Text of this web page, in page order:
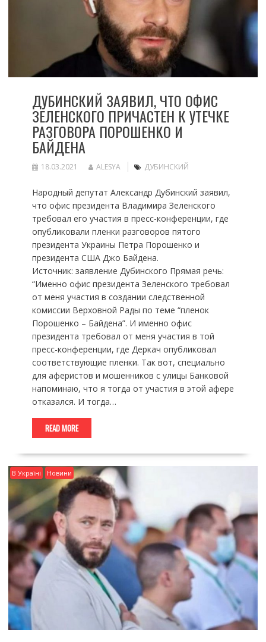
ДУБИНСКИЙ ЗАЯВИЛ, ЧТО ОФИС
ЗЕЛЕНСКОГО ПРИЧАСТЕН К УТЕЧКЕ
РАЗГОВОРА ПОРОШЕНКО И
БАЙДЕНА
18.03.2021 ALESYA ДУБИНСКИЙ
Народный депутат Александр Дубинский заявил,
что офис президента Владимира Зеленского
требовал его участия в пресс-конференции, где
опубликовали пленки разговоров пятого
президента Украины Петра Порошенко и
президента США Джо Байдена.
Источник: заявление Дубинского Прямая речь:
“Именно офис президента Зеленского требовал
от меня участия в создании следственной
комиссии Верховной Рады по теме “пленок
Порошенко – Байдена”. И именно офис
президента требовал от меня участия в той
пресс-конференции, где Деркач опубликовал
соответствующие пленки. Так вот, специально
для аферистов и мошенников с улицы Банковой
напоминаю, что я тогда от участия в этой афере
отказался. И тогда…
READ MORE
В Україні Новини